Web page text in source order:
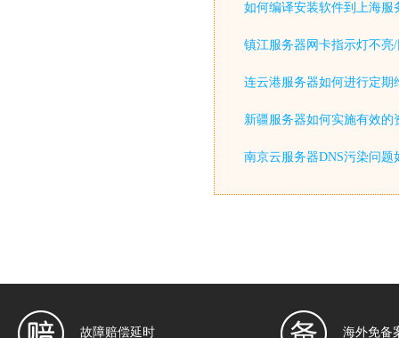
如何编译安装软件到上海服
镇江服务器网卡指示灯不亮
连云港服务器如何进行定期
新疆服务器如何实施有效的
南京云服务器DNS污染问题
故障赔偿延时 海外免备